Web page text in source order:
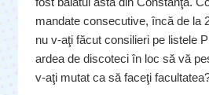
mandate consecutive, încă de la
nu v-aţi făcut consilieri pe listele
ardea de discoteci în loc să vă
v-aţi mutat ca să faceţi